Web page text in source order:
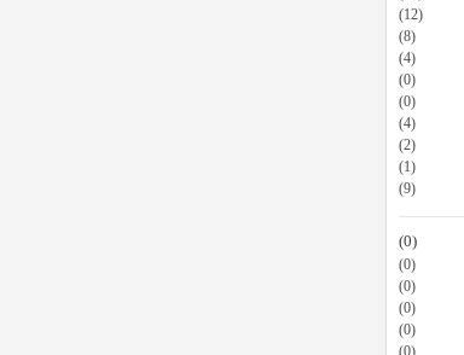
(12)
(8)
(4)
(0)
(0)
(4)
(2)
(1)
(9)
(0)
(0)
(0)
(0)
(0)
(0)